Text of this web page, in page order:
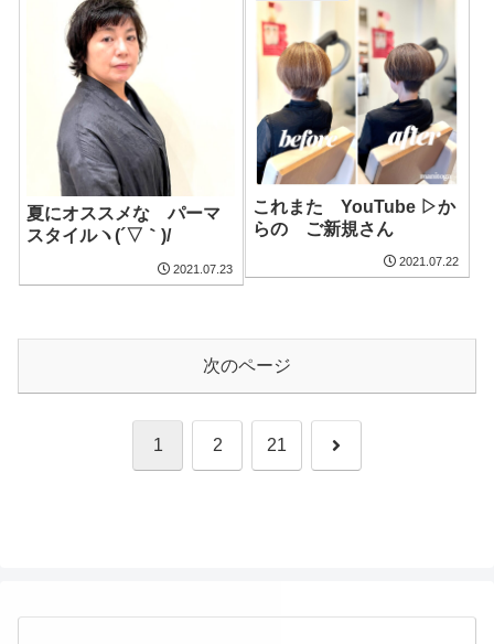
夏にオススメな パーマ
スタイルヽ(´▽｀)/
2021.07.23
これまた YouTube ▷か
らの ご新規さん
2021.07.22
次のページ
1 2 21 次